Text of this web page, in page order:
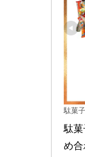
駄菓
駄
め合